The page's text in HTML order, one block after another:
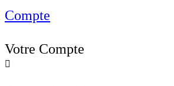
Compte
Votre Compte
